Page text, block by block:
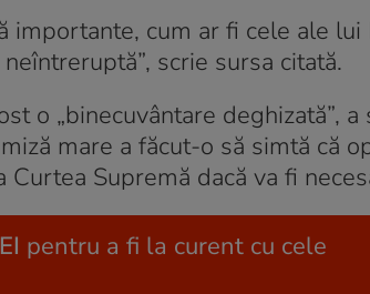
cum ar fi cele ale
scrie sursa citată.
o „binecuvântare deghizată”,
mare a făcut-o să simtă că
Supremă dacă va fi
pentru a fi la curent cu cele